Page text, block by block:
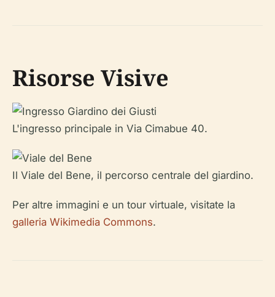
Risorse Visive
L'ingresso principale in Via Cimabue 40.
Il Viale del Bene, il percorso centrale del giardino.
Per altre immagini e un tour virtuale, visitate la
galleria Wikimedia Commons.